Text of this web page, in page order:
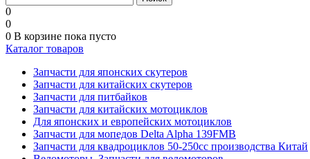
0
0
0 В корзине пока пусто
Каталог товаров
Запчасти для японских скутеров
Запчасти для китайских скутеров
Запчасти для питбайков
Запчасти для китайских мотоциклов
Для японских и европейских мотоциклов
Запчасти для мопедов Delta Alpha 139FMB
Запчасти для квадроциклов 50-250сс производства Китай